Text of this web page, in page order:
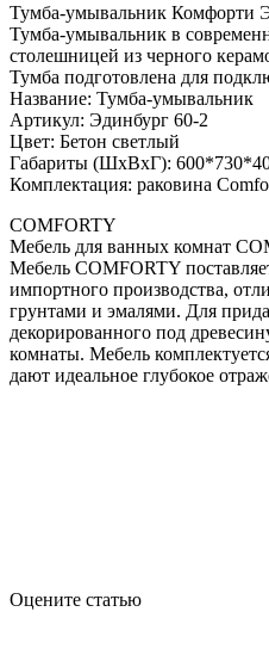
Тумба-умывальник Комфорти
Тумба-умывальник в
столешницей из черного
Тумба подготовлена для
Название: Тумба-умывальник
Артикул: Эдинбург 60-2
Цвет: Бетон светлый
Габариты (ШхВхГ):
Комплектация: раковина
COMFORTY
Мебель для ванных комнат
Мебель COMFORTY
импортного производства,
грунтами и эмалями. Для
декорированного под
комнаты. Мебель
дают идеальное глубокое
Оцените статью